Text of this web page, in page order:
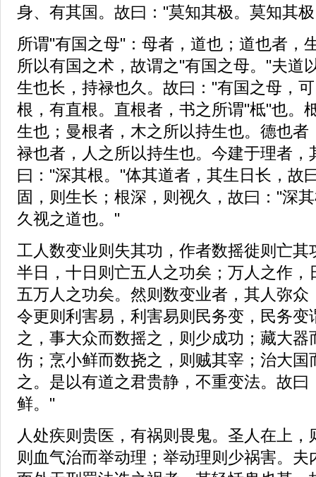
身、有其国。故曰："莫知其极。莫知其
所谓"有国之母"：母者，道也；道也者，
所以有国之术，故谓之"有国之母。"夫道
生也长，持禄也久。故曰："有国之母，
根，有直根。直根者，书之所谓"柢"也。
生也；曼根者，木之所以持生也。德也者
禄也者，人之所以持生也。今建于理者，
曰："深其根。"体其道者，其生日长，故
固，则生长；根深，则视久，故曰："深
久视之道也。"
工人数变业则失其功，作者数摇徙则亡其
半日，十日则亡五人之功矣；万人之作，
五万人之功矣。然则数变业者，其人弥众
令更则利害易，利害易则民务变，民务变
之，事大众而数摇之，则少成功；藏大器
伤；烹小鲜而数挠之，则贼其宰；治大国
之。是以有道之君贵静，不重变法。故曰
鲜。"
人处疾则贵医，有祸则畏鬼。圣人在上
则血气治而举动理；举动理则少祸害。